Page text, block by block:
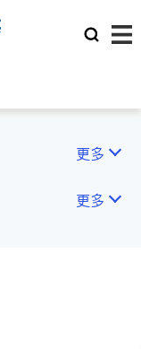
更多
更多